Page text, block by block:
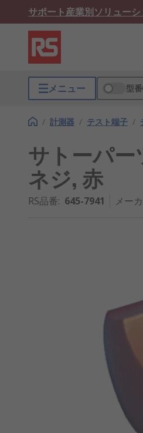
サポート産業別ソリューシ
メニュー 型番
/ 計測器 / テスト端子 /
サトーパー
ネジ, 赤
RS品番: 645-7941 メー